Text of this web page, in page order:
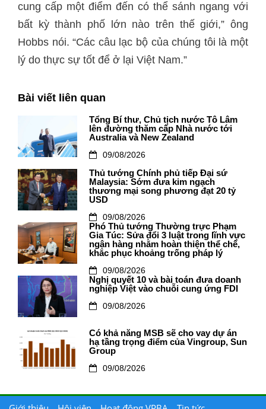
cung cấp một điểm đến có thể sánh ngang với
bất kỳ thành phố lớn nào trên thế giới,” ông
Hobbs nói. “Các câu lạc bộ của chúng tôi là một
lý do thực sự tốt để ở lại Việt Nam.”
Bài viết liên quan
Tổng Bí thư, Chủ tịch nước Tô Lâm
lên đường thăm cấp Nhà nước tới
Australia và New Zealand
09/08/2026
Thủ tướng Chính phủ tiếp Đại sứ
Malaysia: Sớm đưa kim ngạch
thương mại song phương đạt 20 tỷ
USD
09/08/2026
Phó Thủ tướng Thường trực Phạm
Gia Túc: Sửa đổi 3 luật trong lĩnh vực
ngân hàng nhằm hoàn thiện thể chế,
khắc phục khoảng trống pháp lý
09/08/2026
Nghị quyết 10 và bài toán đưa doanh
nghiệp Việt vào chuỗi cung ứng FDI
09/08/2026
Có khả năng MSB sẽ cho vay dự án
hạ tầng trọng điểm của Vingroup, Sun
Group
09/08/2026